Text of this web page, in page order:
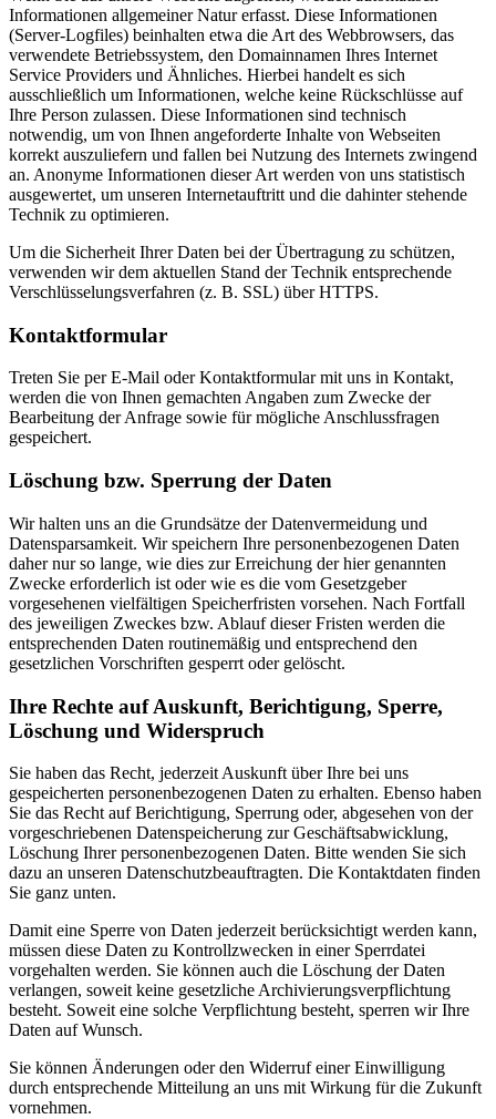
Informationen allgemeiner Natur erfasst. Diese Informationen
(Server-Logfiles) beinhalten etwa die Art des Webbrowsers, das
verwendete Betriebssystem, den Domainnamen Ihres Internet
Service Providers und Ähnliches. Hierbei handelt es sich
ausschließlich um Informationen, welche keine Rückschlüsse auf
Ihre Person zulassen. Diese Informationen sind technisch
notwendig, um von Ihnen angeforderte Inhalte von Webseiten
korrekt auszuliefern und fallen bei Nutzung des Internets zwingend
an. Anonyme Informationen dieser Art werden von uns statistisch
ausgewertet, um unseren Internetauftritt und die dahinter stehende
Technik zu optimieren.
Um die Sicherheit Ihrer Daten bei der Übertragung zu schützen,
verwenden wir dem aktuellen Stand der Technik entsprechende
Verschlüsselungsverfahren (z. B. SSL) über HTTPS.
Kontaktformular
Treten Sie per E-Mail oder Kontaktformular mit uns in Kontakt,
werden die von Ihnen gemachten Angaben zum Zwecke der
Bearbeitung der Anfrage sowie für mögliche Anschlussfragen
gespeichert.
Löschung bzw. Sperrung der Daten
Wir halten uns an die Grundsätze der Datenvermeidung und
Datensparsamkeit. Wir speichern Ihre personenbezogenen Daten
daher nur so lange, wie dies zur Erreichung der hier genannten
Zwecke erforderlich ist oder wie es die vom Gesetzgeber
vorgesehenen vielfältigen Speicherfristen vorsehen. Nach Fortfall
des jeweiligen Zweckes bzw. Ablauf dieser Fristen werden die
entsprechenden Daten routinemäßig und entsprechend den
gesetzlichen Vorschriften gesperrt oder gelöscht.
Ihre Rechte auf Auskunft, Berichtigung, Sperre,
Löschung und Widerspruch
Sie haben das Recht, jederzeit Auskunft über Ihre bei uns
gespeicherten personenbezogenen Daten zu erhalten. Ebenso haben
Sie das Recht auf Berichtigung, Sperrung oder, abgesehen von der
vorgeschriebenen Datenspeicherung zur Geschäftsabwicklung,
Löschung Ihrer personenbezogenen Daten. Bitte wenden Sie sich
dazu an unseren Datenschutzbeauftragten. Die Kontaktdaten finden
Sie ganz unten.
Damit eine Sperre von Daten jederzeit berücksichtigt werden kann,
müssen diese Daten zu Kontrollzwecken in einer Sperrdatei
vorgehalten werden. Sie können auch die Löschung der Daten
verlangen, soweit keine gesetzliche Archivierungsverpflichtung
besteht. Soweit eine solche Verpflichtung besteht, sperren wir Ihre
Daten auf Wunsch.
Sie können Änderungen oder den Widerruf einer Einwilligung
durch entsprechende Mitteilung an uns mit Wirkung für die Zukunft
vornehmen.